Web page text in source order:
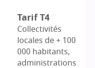
Tarif T4
Collectivités
locales de + 100
000 habitants,
administrations